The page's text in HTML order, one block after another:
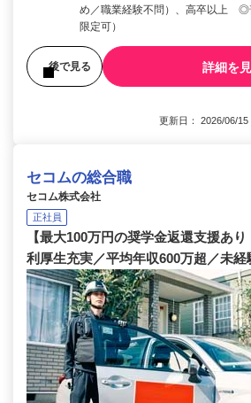
め／職業経験不問）、高卒以上 ◎
限定可）
後で見る 詳細を
更新日： 2026/06/
セコムの総合職
セコム株式会社
正社員
【最大100万円の奨学金返還支援あ
利厚生充実／平均年収600万超／未経